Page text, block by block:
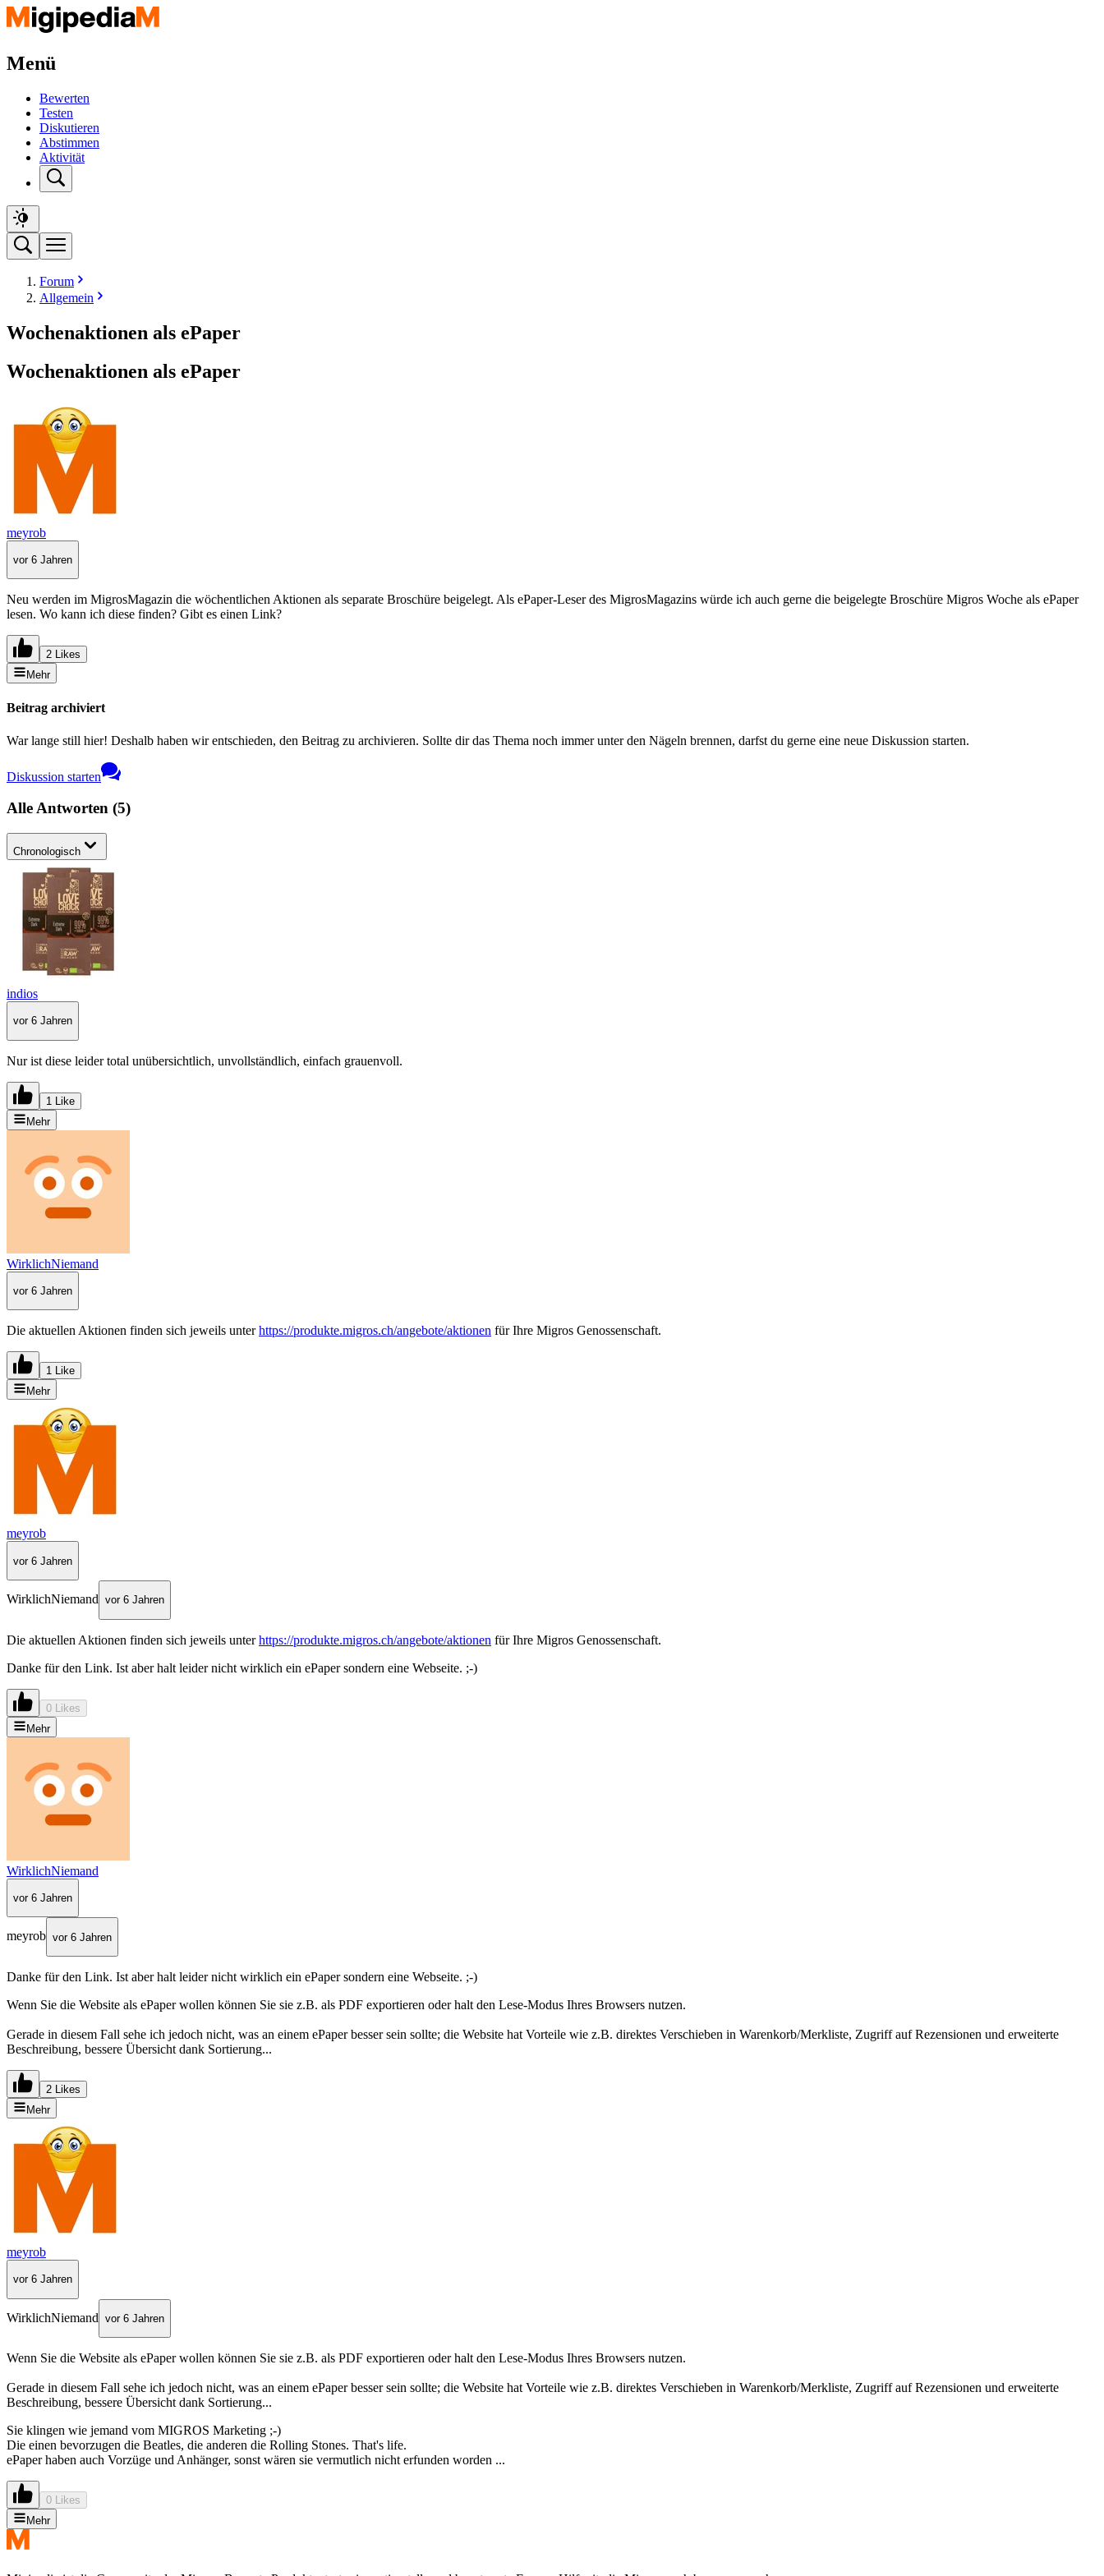
Menü
Bewerten
Testen
Diskutieren
Abstimmen
Aktivität
Forum
Allgemein
Wochenaktionen als ePaper
Wochenaktionen als ePaper
meyrob
vor 6 Jahren
Neu werden im MigrosMagazin die wöchentlichen Aktionen als separate Broschüre beigelegt. Als ePaper-Leser des MigrosMagazins würde ich auch gerne die beigelegte Broschüre Migros Woche als ePaper
lesen. Wo kann ich diese finden? Gibt es einen Link?
2 Likes
Mehr
Beitrag archiviert
War lange still hier! Deshalb haben wir entschieden, den Beitrag zu archivieren. Sollte dir das Thema noch immer unter den Nägeln brennen, darfst du gerne eine neue Diskussion starten.
Diskussion starten
Alle Antworten (5)
Chronologisch
indios
vor 6 Jahren
Nur ist diese leider total unübersichtlich, unvollständlich, einfach grauenvoll.
1 Like
Mehr
WirklichNiemand
vor 6 Jahren
Die aktuellen Aktionen finden sich jeweils unterhttps://produkte.migros.ch/angebote/aktionen für Ihre Migros Genossenschaft.
1 Like
Mehr
meyrob
vor 6 Jahren
WirklichNiemand vor 6 Jahren
Die aktuellen Aktionen finden sich jeweils unterhttps://produkte.migros.ch/angebote/aktionen für Ihre Migros Genossenschaft.
Danke für den Link. Ist aber halt leider nicht wirklich ein ePaper sondern eine Webseite. ;-)
0 Likes
Mehr
WirklichNiemand
vor 6 Jahren
meyrob vor 6 Jahren
Danke für den Link. Ist aber halt leider nicht wirklich ein ePaper sondern eine Webseite. ;-)
Wenn Sie die Website als ePaper wollen können Sie sie z.B. als PDF exportieren oder halt den Lese-Modus Ihres Browsers nutzen.
Gerade in diesem Fall sehe ich jedoch nicht, was an einem ePaper besser sein sollte; die Website hat Vorteile wie z.B. direktes Verschieben in Warenkorb/Merkliste, Zugriff auf Rezensionen und erweiterte
Beschreibung, bessere Übersicht dank Sortierung...
2 Likes
Mehr
meyrob
vor 6 Jahren
WirklichNiemand vor 6 Jahren
Wenn Sie die Website als ePaper wollen können Sie sie z.B. als PDF exportieren oder halt den Lese-Modus Ihres Browsers nutzen.
Gerade in diesem Fall sehe ich jedoch nicht, was an einem ePaper besser sein sollte; die Website hat Vorteile wie z.B. direktes Verschieben in Warenkorb/Merkliste, Zugriff auf Rezensionen und erweiterte
Beschreibung, bessere Übersicht dank Sortierung...
Sie klingen wie jemand vom MIGROS Marketing ;-)
Die einen bevorzugen die Beatles, die anderen die Rolling Stones. That's life.
ePaper haben auch Vorzüge und Anhänger, sonst wären sie vermutlich nicht erfunden worden ...
0 Likes
Mehr